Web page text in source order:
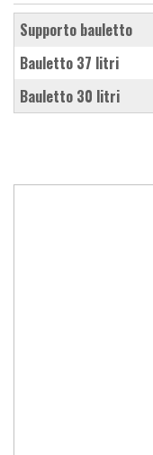
supporto bauletto
bauletto 37 litri
bauletto 30 litri